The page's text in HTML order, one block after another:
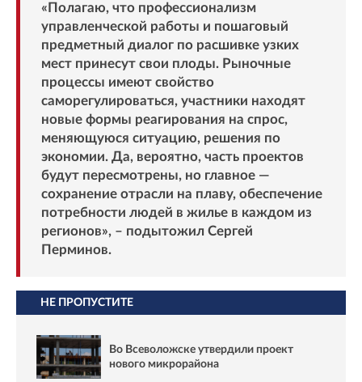
«Полагаю, что профессионализм
управленческой работы и пошаговый
предметный диалог по расшивке узких
мест принесут свои плоды. Рыночные
процессы имеют свойство
саморегулироваться, участники находят
новые формы реагирования на спрос,
меняющуюся ситуацию, решения по
экономии. Да, вероятно, часть проектов
будут пересмотрены, но главное —
сохранение отрасли на плаву, обеспечение
потребности людей в жилье в каждом из
регионов», – подытожил Сергей
Перминов.
НЕ ПРОПУСТИТЕ
Во Всеволожске утвердили проект
нового микрорайона